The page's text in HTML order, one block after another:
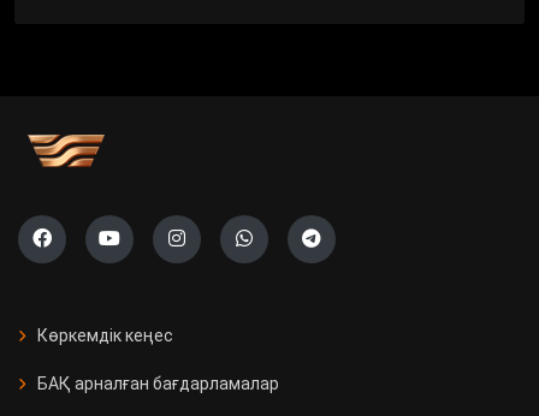
Көркемдік кеңес
БАҚ арналған бағдарламалар